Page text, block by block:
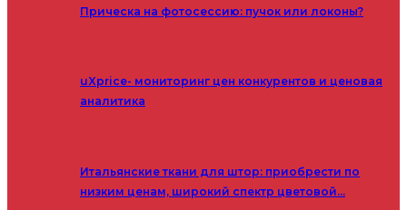
Прическа на фотосессию: пучок или локоны?
uXprice- мониторинг цен конкурентов и ценовая
аналитика
Итальянские ткани для штор: приобрести по
низким ценам, широкий спектр цветовой…